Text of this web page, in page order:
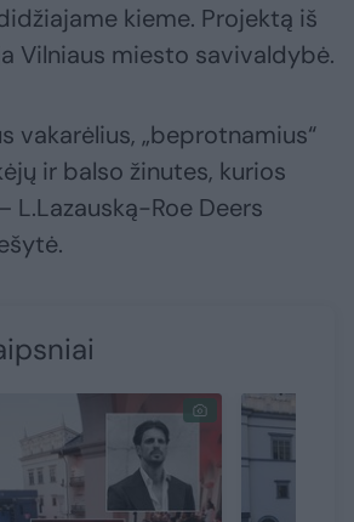
kieme. Projektą iš
Vilniaus miesto savivaldybė.
vakarėlius, „beprotnamius“
ir balso žinutes, kurios
L.Lazauską-Roe Deers